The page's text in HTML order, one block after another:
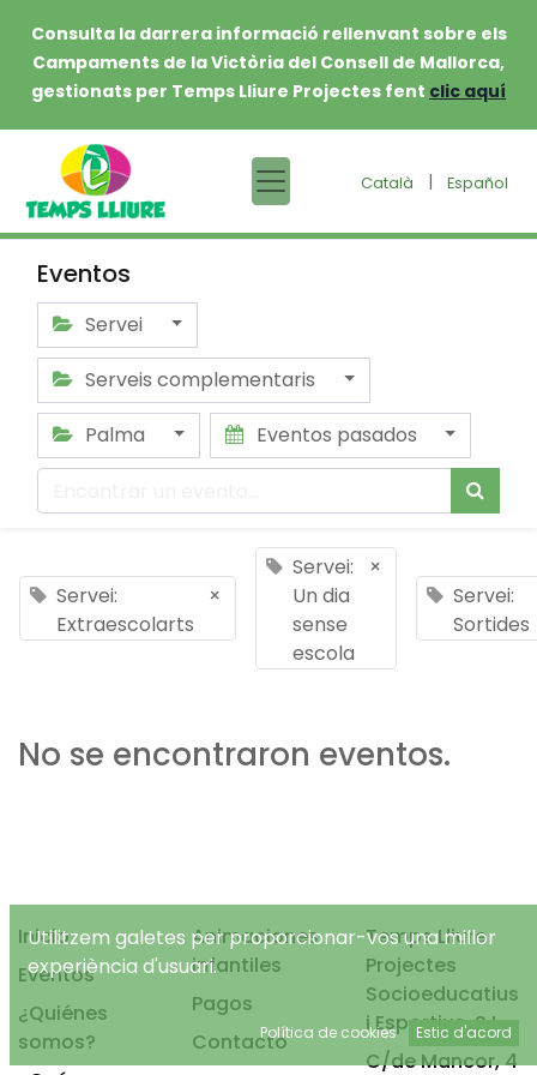
Consulta la darrera informació rellenvant sobre els
Campaments de la Victòria del Consell de Mallorca,
gestionats per Temps Lliure Projectes fent clic aquí
Català | Español
Eventos
Servei
Serveis complementaris
Palma
Eventos pasados
Servei:
Extraescolarts
×
Servei:
Un dia
sense
escola
×
Servei:
Sortides
No se encontraron eventos.
Inicio
Eventos
¿Quiénes
somos?
Animaciones
infantiles
Pagos
Contacto
Temps Lliure
Projectes
Socioeducatius
i Esportius, S.L.
C/de Mancor, 4
Utilitzem galetes per proporcionar-vos una millor
experiència d'usuari.
Política de cookies Estic d'acord